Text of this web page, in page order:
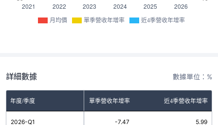
月均價 單季營收年增率 近4季營收年增率
詳細數據 數據單位：%
年度/季度 單季營收年增率 近4季營收年增率
2026-Q1 -7.47 5.99